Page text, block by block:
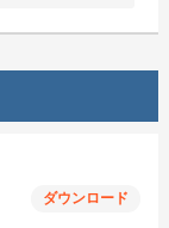
ダウンロード